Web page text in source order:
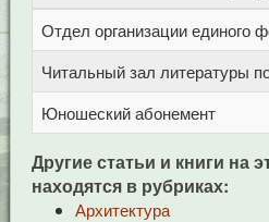
Отдел организации единого
Читальный зал литературы
Юношеский абонемент
Другие статьи и книги на
находятся в рубриках:
Архитектура